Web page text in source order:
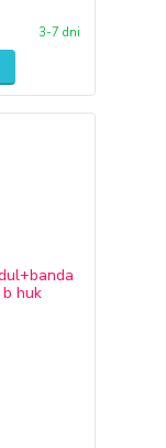
3-7 dni